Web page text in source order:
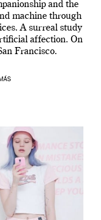
and the
machine through
A surreal study
affection. On
Francisco.